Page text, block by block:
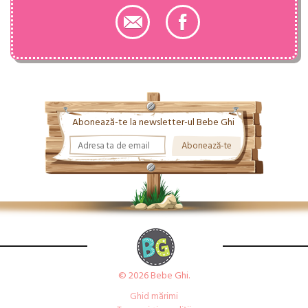
Abonează-te la newsletter-ul Bebe Ghi
© 2026 Bebe Ghi.
Ghid mărimi